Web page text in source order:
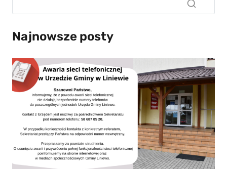
Najnowsze posty